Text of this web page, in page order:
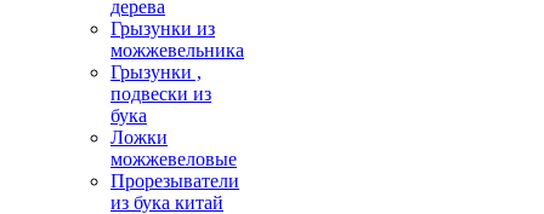
дерева
Грызунки из
можжевельника
Грызунки ,
подвески из
бука
Ложки
можжевеловые
Прорезыватели
из бука китай